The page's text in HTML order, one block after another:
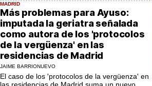
MADRID
Más problemas para Ayuso:
imputada la geriatra señalada
como autora de los 'protocolos
de la vergüenza' en las
residencias de Madrid
JAIME BARRIONUEVO
El caso de los 'protocolos de la vergüenza' en